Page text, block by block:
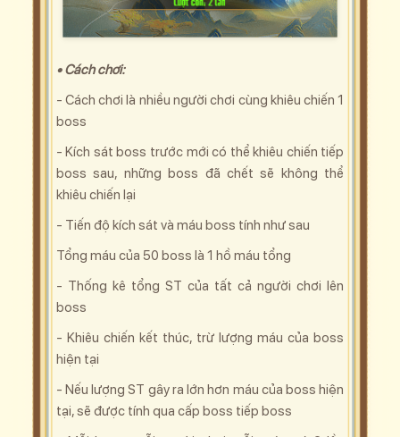
• Cách chơi:
- Cách chơi là nhiều người chơi cùng khiêu chiến 1
boss
- Kích sát boss trước mới có thể khiêu chiến tiếp
boss sau, những boss đã chết sẽ không thể
khiêu chiến lại
- Tiến độ kích sát và máu boss tính như sau
Tổng máu của 50 boss là 1 hồ máu tổng
- Thống kê tổng ST của tất cả người chơi lên
boss
- Khiêu chiến kết thúc, trừ lượng máu của boss
hiện tại
- Nếu lượng ST gây ra lớn hơn máu của boss hiện
tại, sẽ được tính qua cấp boss tiếp boss